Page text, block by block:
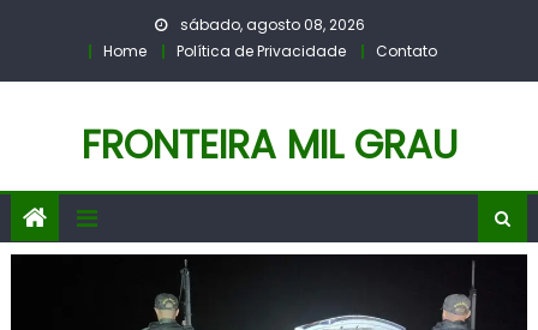
sábado, agosto 08, 2026
Home
Política de Privacidade Contato
FRONTEIRA MIL GRAU